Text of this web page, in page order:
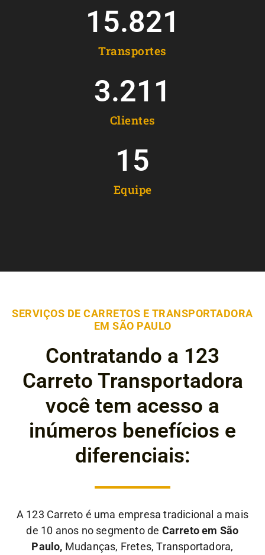
Transportes
15.821
Clientes
3.211
Equipe
15
SERVIÇOS DE CARRETOS E TRANSPORTADORA
EM SÃO PAULO
Contratando a 123
Carreto Transportadora
você tem acesso a
inúmeros benefícios e
diferenciais:
A 123 Carreto é uma empresa tradicional a mais
de 10 anos no segmento de Carreto em São
Paulo, Mudanças, Fretes, Transportadora,